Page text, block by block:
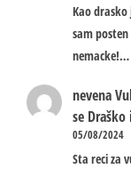
Kao drasko
sam
nemacke!…
nevena
se Draško
05/08/2024
Sta reci za